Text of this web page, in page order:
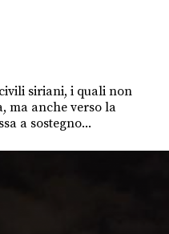
siriani, i quali non
ma anche verso la
a sostegno...